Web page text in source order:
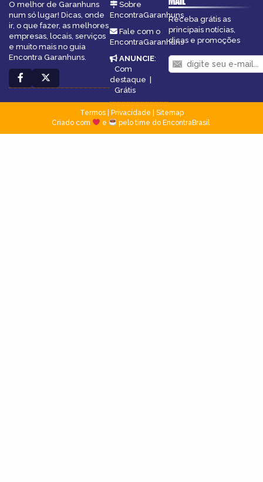
O melhor de Garanhuns
num só lugar! Dicas, onde
ir, o que fazer, as melhores
empresas, locais, serviços
e muito mais no guia
Encontra Garanhuns.
Sobre
EncontraGaranhuns
Fale com o
EncontraGaranhuns
ANUNCIE:
Com
destaque |
Grátis
Receba grátis as
principais notícias,
dicas e promoções
Termos| Privacidade
Sitemap
Criado com
e pelo time do EncontraBrasil